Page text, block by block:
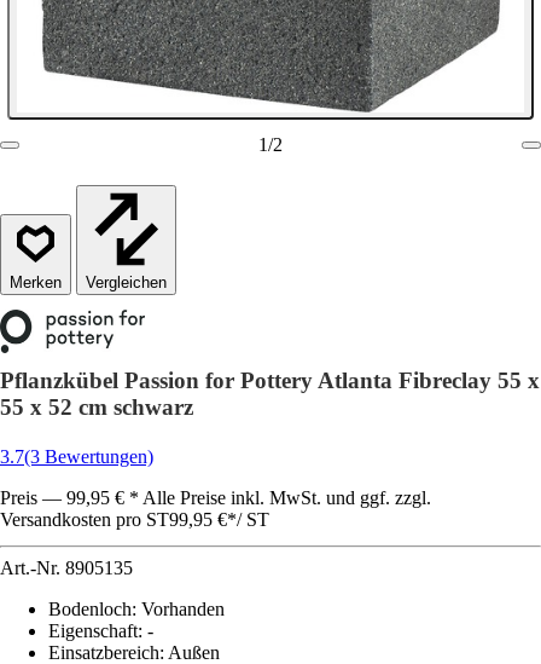
1/2
Vergleichen
Pflanzkübel Passion for Pottery Atlanta Fibreclay 55 x
55 x 52 cm schwarz
3.7(3 Bewertungen)
Preis — 99,95 € * Alle Preise inkl. MwSt. und ggf. zzgl.
Versandkosten pro ST99,95 €*/ ST
Art.-Nr. 8905135
Bodenloch: Vorhanden
Eigenschaft: -
Einsatzbereich: Außen